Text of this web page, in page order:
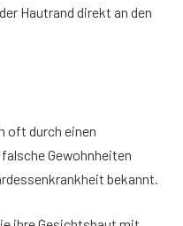
Hautrand direkt an den
oft durch einen
Gewohnheiten
bekannt.